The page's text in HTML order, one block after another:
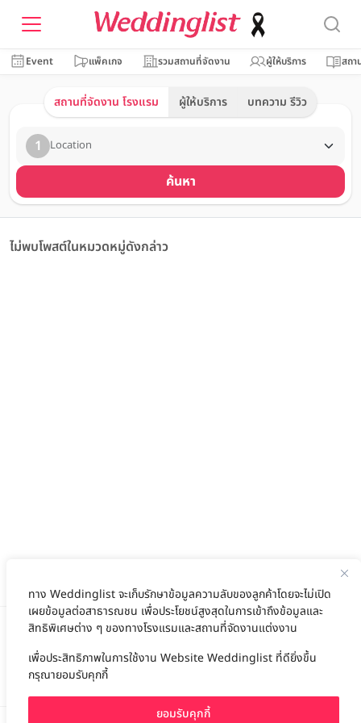
ทาง Weddinglist จะเก็บรักษาข้อมูลความลับของลูกค้าโดยจะไม่เปิด
เผยข้อมูลต่อสาธารณชน เพื่อประโยชน์สูงสุดในการเข้าถึงข้อมูลและ
สิทธิพิเศษต่าง ๆ ของทางโรงแรมและสถานที่จัดงานแต่งงาน
เพื่อประสิทธิภาพในการใช้งาน Website Weddinglist ที่ดียิ่งขึ้น
กรุณายอมรับคุกกี้
ยอมรับคุกกี้
Event แพ็คเกจ รวมสถานที่จัดงาน ผู้ให้บริการ สถา
สถานที่จัดงาน โรงแรม ผู้ให้บริการ บทความ รีวิว
1 Location
ค้นหา
ไม่พบโพสต์ในหมวดหมู่ดังกล่าว
สนับสนุนโดย